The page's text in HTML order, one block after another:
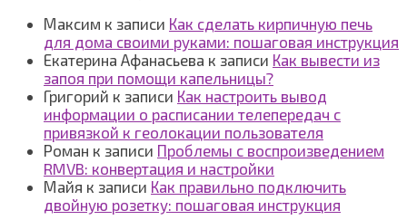
Максим к записи Как сделать кирпичную печь
для дома своими руками: пошаговая инструкция
Екатерина Афанасьева к записи Как вывести из
запоя при помощи капельницы?
Григорий к записи Как настроить вывод
информации о расписании телепередач с
привязкой к геолокации пользователя
Роман к записи Проблемы с воспроизведением
RMVB: конвертация и настройки
Майя к записи Как правильно подключить
двойную розетку: пошаговая инструкция